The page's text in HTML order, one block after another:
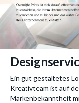
Ein gut gestaltetes
Kreativteam ist auf
Markenbekanntheit